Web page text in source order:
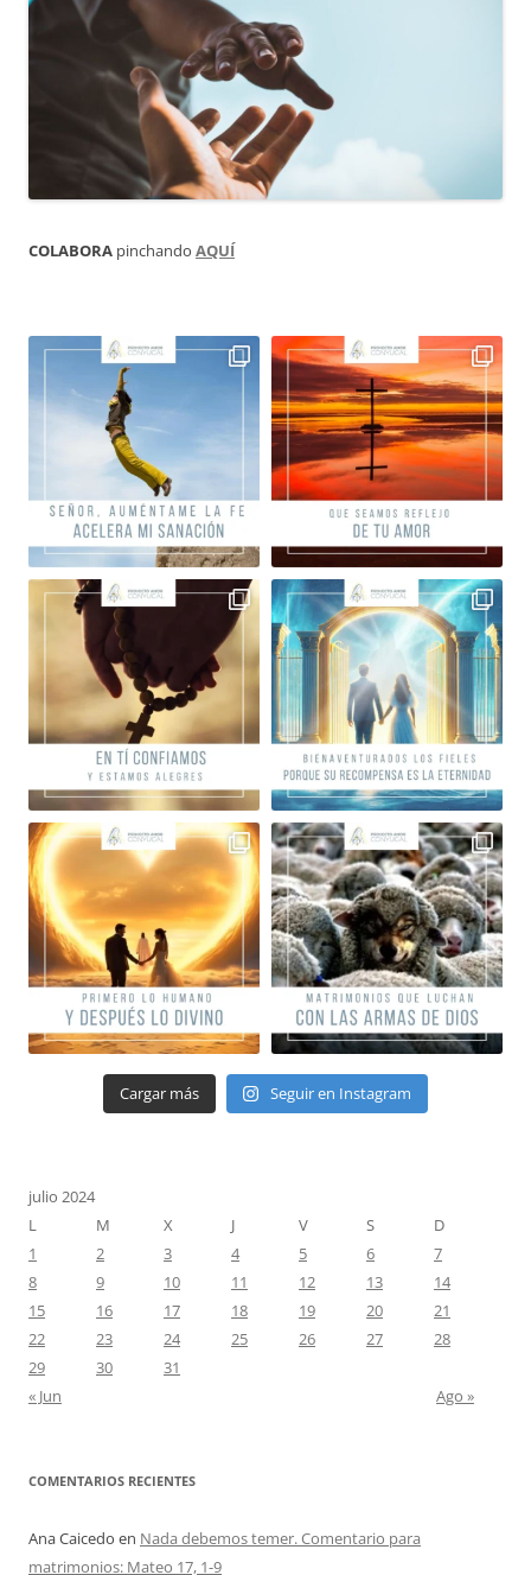
COLABORA pinchando AQUÍ
Cargar más Seguir en Instagram
julio 2024
L
M X J V S
D
1
2 3 4 5 6
7
8
9 10 11 12 13
14
15
16 17 18 19 20
21
22
23 24 25 26 27
28
29
30
31
« Jun
Ago »
COMENTARIOS RECIENTES
Ana Caicedo en Nada debemos temer. Comentario para
matrimonios: Mateo 17, 1-9